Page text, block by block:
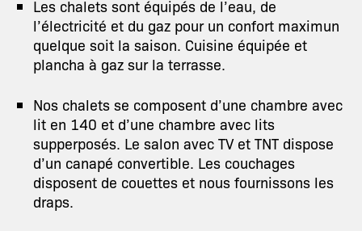
Les chalets sont équipés de l’eau, de
l’électricité et du gaz pour un confort maximun
quelque soit la saison. Cuisine équipée et
plancha à gaz sur la terrasse.
Nos chalets se composent d’une chambre avec
lit en 140 et d’une chambre avec lits
supperposés. Le salon avec TV et TNT dispose
d’un canapé convertible. Les couchages
disposent de couettes et nous fournissons les
draps.